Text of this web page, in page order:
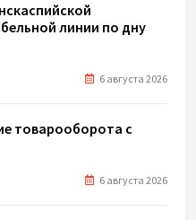
линии по дну
6 августа 2026
товарооборота с
6 августа 2026